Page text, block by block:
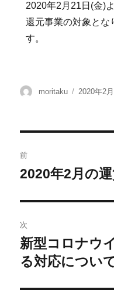
2020年2月21日(金)
還元事業の対象とな
す。
moritaku 2020年2
前
2020年2月の
次
新型コロナウ
る対応につい